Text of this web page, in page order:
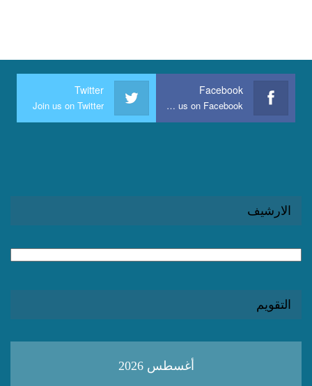
Facebook
Join us on Facebook
Twitter
Join us on Twitter
الارشيف
التقويم
أغسطس 2026